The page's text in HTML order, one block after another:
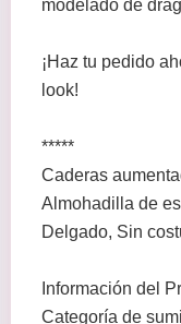
modelado de
¡Haz tu pedido
look!
*****
Caderas
Almohadilla de
Delgado, Sin
Información del
Categoría de